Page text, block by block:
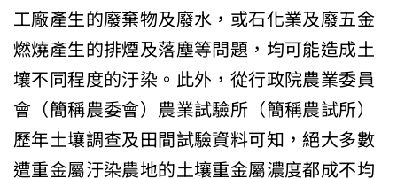
工廠產生的廢棄物及廢水，或石化業及廢五金
燃燒產生的排煙及落塵等問題，均可能造成土
壤不同程度的汙染。此外，從行政院農業委員
會（簡稱農委會）農業試驗所（簡稱農試所）
歷年土壤調查及田間試驗資料可知，絕大多數